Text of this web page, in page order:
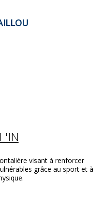
visant à renforcer
grâce au sport et à